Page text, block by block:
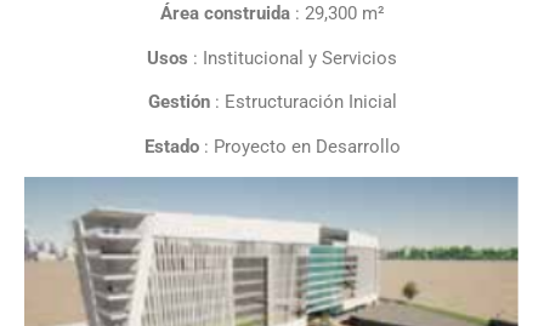
Área construida: 29,300 m²
Usos : Institucional y Servicios
Gestión: Estructuración Inicial
Estado: Proyecto en Desarrollo